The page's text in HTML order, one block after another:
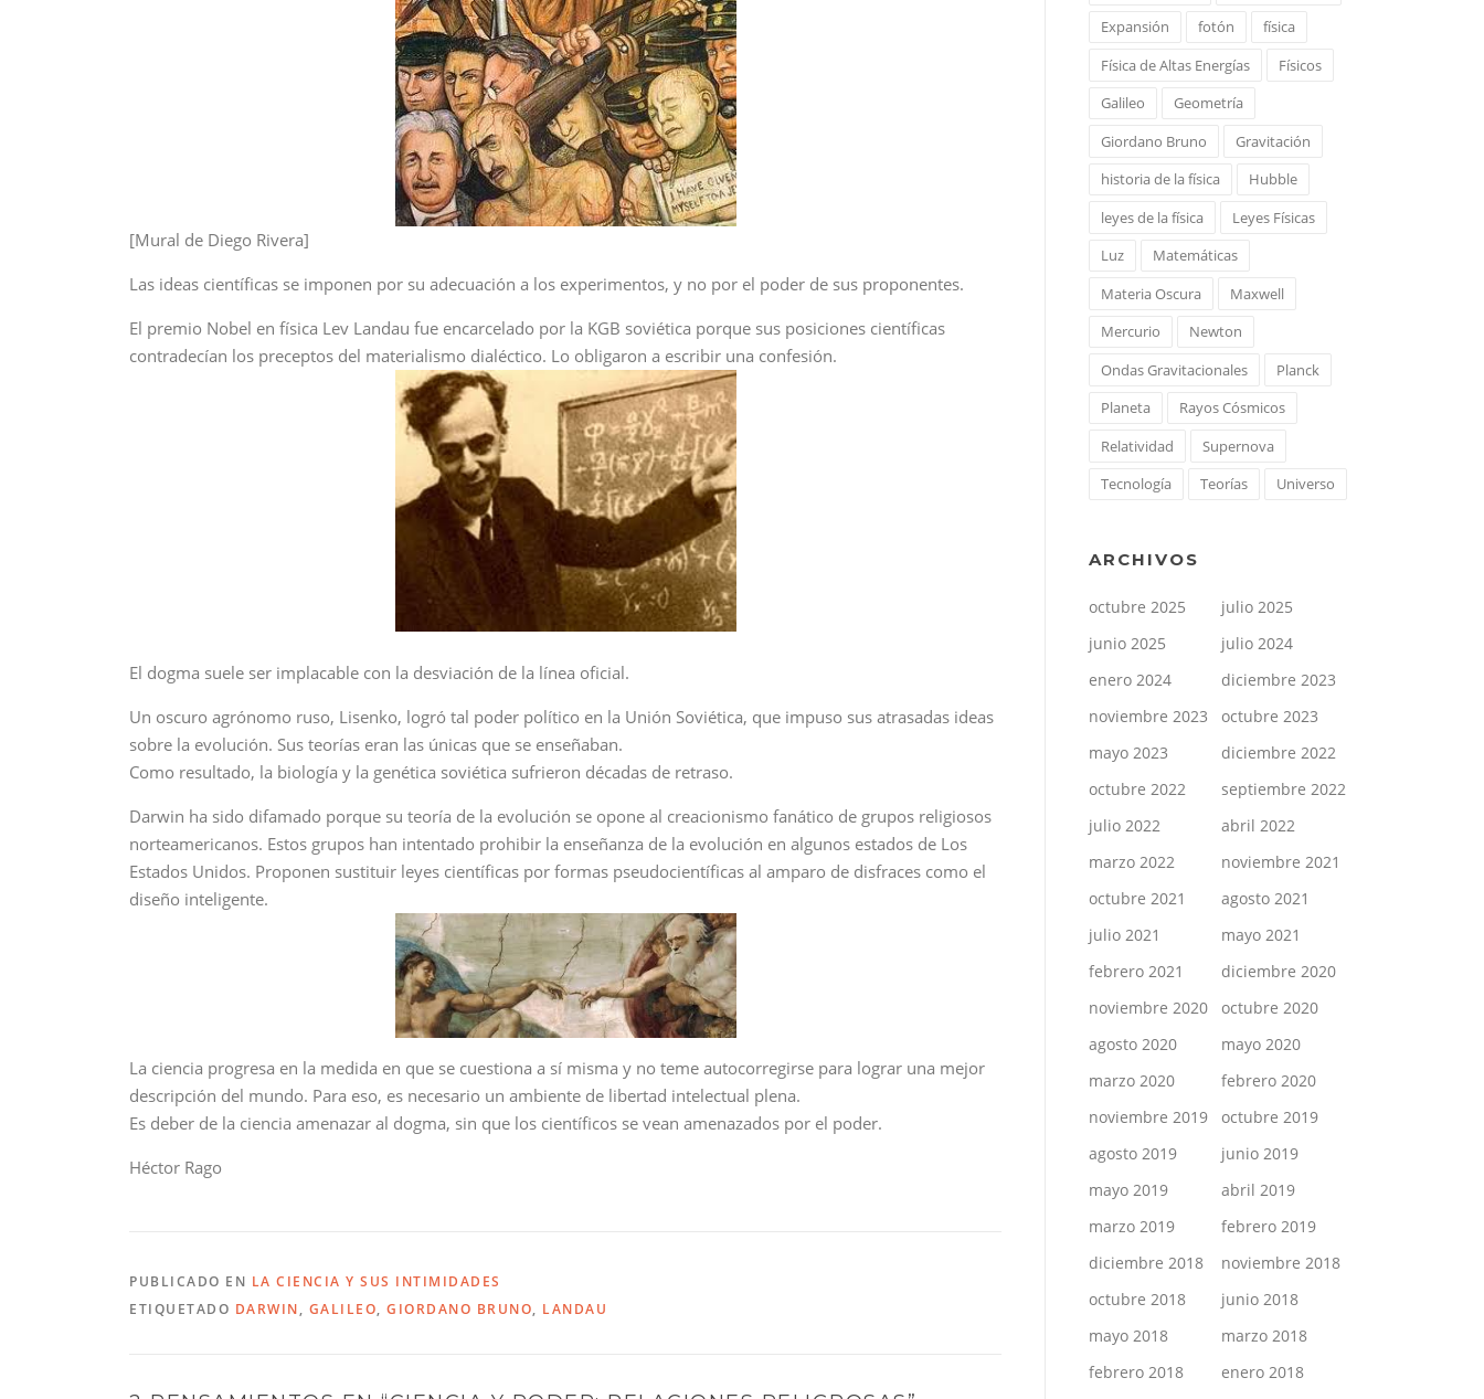
[Mural de Diego Rivera]
Las ideas científicas se imponen por su adecuación a los experimentos, y no por el poder de sus proponentes.
El premio Nobel en física Lev Landau fue encarcelado por la KGB soviética porque sus posiciones científicas
contradecían los preceptos del materialismo dialéctico. Lo obligaron a escribir una confesión.
El dogma suele ser implacable con la desviación de la línea oficial.
Un oscuro agrónomo ruso, Lisenko, logró tal poder político en la Unión Soviética, que impuso sus atrasadas ideas
sobre la evolución. Sus teorías eran las únicas que se enseñaban.
Como resultado, la biología y la genética soviética sufrieron décadas de retraso.
Darwin ha sido difamado porque su teoría de la evolución se opone al creacionismo fanático de grupos religiosos
norteamericanos. Estos grupos han intentado prohibir la enseñanza de la evolución en algunos estados de Los
Estados Unidos. Proponen sustituir leyes científicas por formas pseudocientíficas al amparo de disfraces como el
diseño inteligente.
La ciencia progresa en la medida en que se cuestiona a sí misma y no teme autocorregirse para lograr una mejor
descripción del mundo. Para eso, es necesario un ambiente de libertad intelectual plena.
Es deber de la ciencia amenazar al dogma, sin que los científicos se vean amenazados por el poder.
Héctor Rago
PUBLICADO EN LA CIENCIA Y SUS INTIMIDADES
ETIQUETADO DARWIN, GALILEO, GIORDANO BRUNO, LANDAU
Expansión
fotón
física
Física de Altas Energías
Físicos
Galileo
Geometría
Giordano Bruno
Gravitación
historia de la física
Hubble
leyes de la física
Leyes Físicas
Luz
Matemáticas
Materia Oscura
Maxwell
Mercurio
Newton
Ondas Gravitacionales
Planck
Planeta
Rayos Cósmicos
Relatividad
Supernova
Tecnología
Teorías Universo
ARCHIVOS
octubre 2025
julio 2025
junio 2025
julio 2024
enero 2024
diciembre 2023
noviembre 2023
octubre 2023
mayo 2023
diciembre 2022
octubre 2022
septiembre 2022
julio 2022
abril 2022
marzo 2022
noviembre 2021
octubre 2021
agosto 2021
julio 2021
mayo 2021
febrero 2021
diciembre 2020
noviembre 2020
octubre 2020
agosto 2020
mayo 2020
marzo 2020
febrero 2020
noviembre 2019
octubre 2019
agosto 2019
junio 2019
mayo 2019
abril 2019
marzo 2019
febrero 2019
diciembre 2018
noviembre 2018
octubre 2018
junio 2018
mayo 2018
marzo 2018
febrero 2018
enero 2018